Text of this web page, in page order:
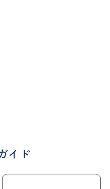
という方も多いのでは?
もあると思います。
イド